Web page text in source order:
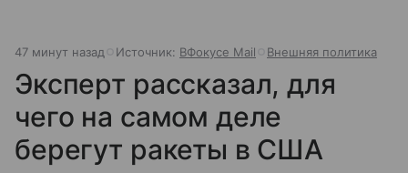
47 минут назад Источник: ВФокусе Mail Внешняя политика
Эксперт рассказал, для
чего на самом деле
берегут ракеты в США